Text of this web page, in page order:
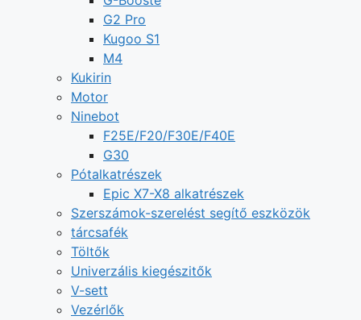
G2 Pro
Kugoo S1
M4
Kukirin
Motor
Ninebot
F25E/F20/F30E/F40E
G30
Pótalkatrészek
Epic X7-X8 alkatrészek
Szerszámok-szerelést segítő eszközök
tárcsafék
Töltők
Univerzális kiegészitők
V-sett
Vezérlők